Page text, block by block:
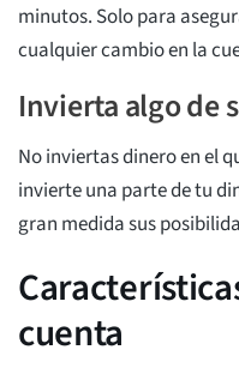
minutos. Solo para
cualquier cambio en la
Invierta algo de
No inviertas dinero en el
invierte una parte de tu
gran medida sus
cuenta